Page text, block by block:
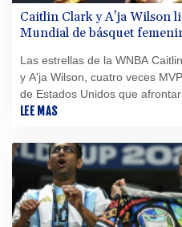
Caitlin Clark y A'ja Wilson
Mundial de básquet
Las estrellas de la WNBA
y A'ja Wilson, cuatro veces
de Estados Unidos que
femenino del 4 al 13 de
LEE MAS